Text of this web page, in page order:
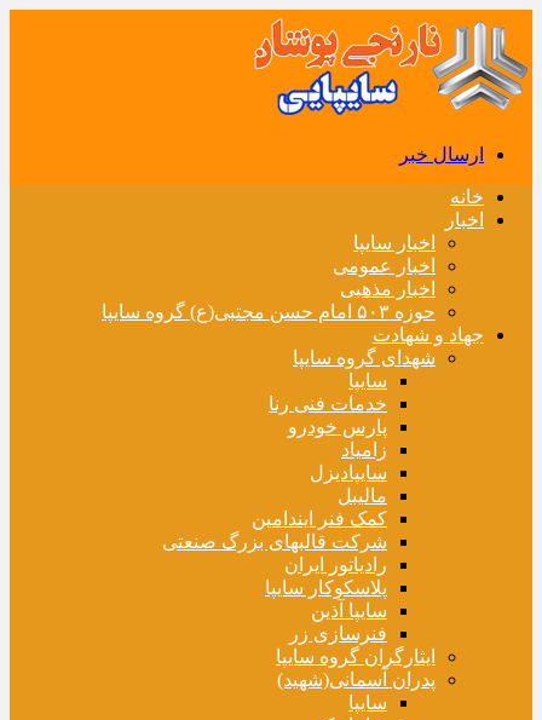
ارسال خبر
خانه
اخبار
اخبار سایپا
اخبار عمومی
اخبار مذهبی
حوزه ۵۰۳ امام حسن مجتبی(ع) گروه سایپا
جهاد و شهادت
شهدای گروه سایپا
سایپا
خدمات فنی رنا
پارس خودرو
زامیاد
سایپادیزل
مالیبل
کمک فنر ایندامین
شرکت قالبهای بزرگ صنعتی
رادیاتور ایران
پلاسکوکار سایپا
سایپا آذین
فنرسازی زر
ایثارگران گروه سایپا
پدران آسمانی(شهید)
سایپا